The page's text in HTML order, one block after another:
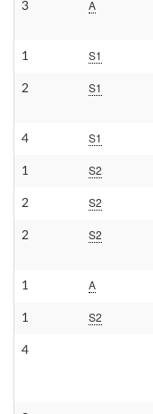
3 A
1 S1
2 S1
4 S1
1 S2
2 S2
2 S2
1 A
1 S2
4